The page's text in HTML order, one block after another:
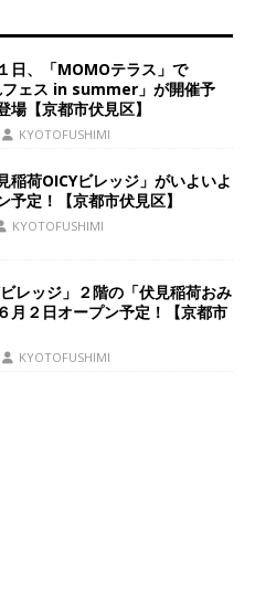
日、「MOMOテラス」で
フェス in summer」が開催予
場【京都市伏見区】
KYOTOFUSHIMI
稲荷OICYビレッジ」がいよいよ
予定！【京都市伏見区】
KYOTOFUSHIMI
ビレッジ」２階の「伏見稲荷おみ
月２日オープン予定！【京都市
KYOTOFUSHIMI